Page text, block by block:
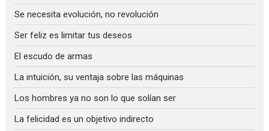
Se necesita evolución, no revolución
Ser feliz es limitar tus deseos
El escudo de armas
La intuición, su ventaja sobre las máquinas
Los hombres ya no son lo que solían ser
La felicidad es un objetivo indirecto